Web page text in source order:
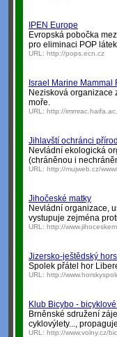
IPEN Europe
Evropská pobočka
pro eliminaci POP
URL: http://pops.ecn.cz
Israel Marine Mammal
Nezisková organizace
moře.
URL: http://
Jihlavští ochránci
Nevládní ekologická
(chráněnou i
URL: http://mujweb.cz/
Jihočeské matky
Nevládní organizace,
vystupuje zejména
URL: http://
Jizersko-ještědský
Spolek přátel hor
URL: http://
Klub Bicybo -
Brněnské sdružení
cyklovýlety...,
URL: http://www.volny.cz/